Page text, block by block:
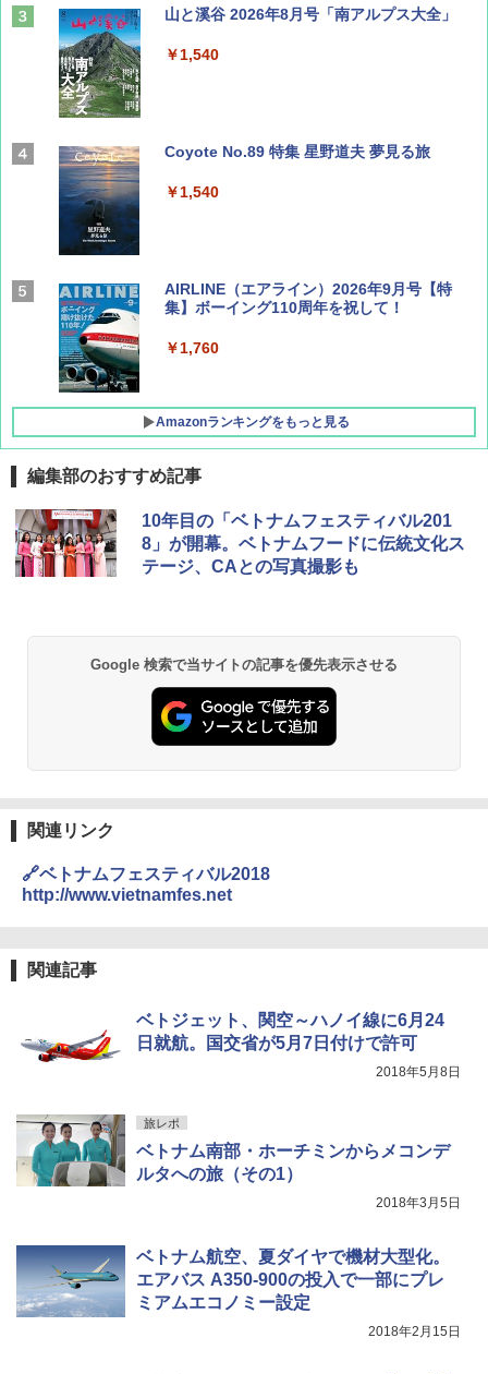
山と溪谷 2026年8月号「南アルプス大全」
￥1,540
Coyote No.89 特集 星野道夫 夢見る旅
￥1,540
AIRLINE（エアライン）2026年9月号【特
集】ボーイング110周年を祝して！
￥1,760
Amazonランキングをもっと見る
地球の歩き方 スター・ウォーズ
￥2,695
力的な町 2026～2027 地球の歩き方D アジア
￥2,079
新しい日本地理 地図・統計・移動から読み
￥1,540
[キャンパーズコレクション 山善] ポップアッ
プテント 傘みたいに広げて畳める パッとサ
ッとサンシェード キューブ フルクローズ メ
ッシュ 簡単設置 ワンタッチテント キャンプ
PYKES PEAK (パイクスピーク) 着替えテン
ト プライバシー テント 【中が透けない】 1
人用 折りたたみ 防災グッズ 災害用トイレ ビ
ーチ ピクニック ポップアップテント 携帯 簡
ENDLESS BASE 《めざましテレビで紹介》
テント ワンタッチ RENEW 幅200 2-3人用 43
500002(89232)
広げるだけ パッとサッとテント ブラックコ
ーティング フルクローズ メッシュ 3-4人用
￥9,990
[キャンパーズコレクション 山善] 傘みたいに
広げるだけ パッとサッとテント キューブワ
ATCW-150B エクルベージュ
￥-
GRANDOOR ステンレス保冷剤 2個セット 2
026リニューアル 急速冷凍 空間倍増 衛生的
コンパクト 保冷力長持ち
ラソル ガーデン サイトシート付 折りたたみ
防水 UVカット 4段階高さ調整 軽量 収納袋付
き
￥6,459
秒）射程5～10m 安全ロック搭載 携帯収納袋
付き ヒグマ・イノシシ対策 自治体・教育機
関の購入実績 登山・キャンプ・アウトドア・
ポインターライト 強力 小型 緑色/赤色/青紫色
可能 安全ロック付き 高安全性 金属製耐久 コ
ア/オフィス/教育現場/展示会用 緑
￥1,180
ット 5000mm耐水圧 210D生地 遮光
￥6,579
編集部のおすすめ記事
10年目の「ベトナムフェスティバル201
8」が開幕。ベトナムフードに伝統文化ス
テージ、CAとの写真撮影も
Google 検索で当サイトの記事を優先表示させる
関連リンク
🔗ベトナムフェスティバル2018
http://www.vietnamfes.net
関連記事
ベトジェット、関空～ハノイ線に6月24
日就航。国交省が5月7日付けで許可
2018年5月8日
旅レポ
ベトナム南部・ホーチミンからメコンデ
ルタへの旅（その1）
2018年3月5日
ベトナム航空、夏ダイヤで機材大型化。
エアバス A350-900の投入で一部にプレ
ミアムエコノミー設定
2018年2月15日